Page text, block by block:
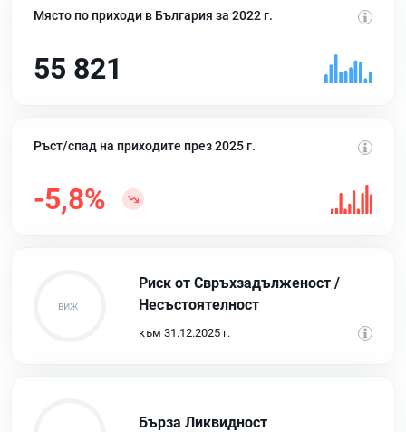
Място по приходи в България за 2022 г.
55 821
Ръст/спад на приходите през 2025 г.
-5,8%
Риск от Свръхзадълженост /
Несъстоятелност
към 31.12.2025 г.
Бърза Ликвидност